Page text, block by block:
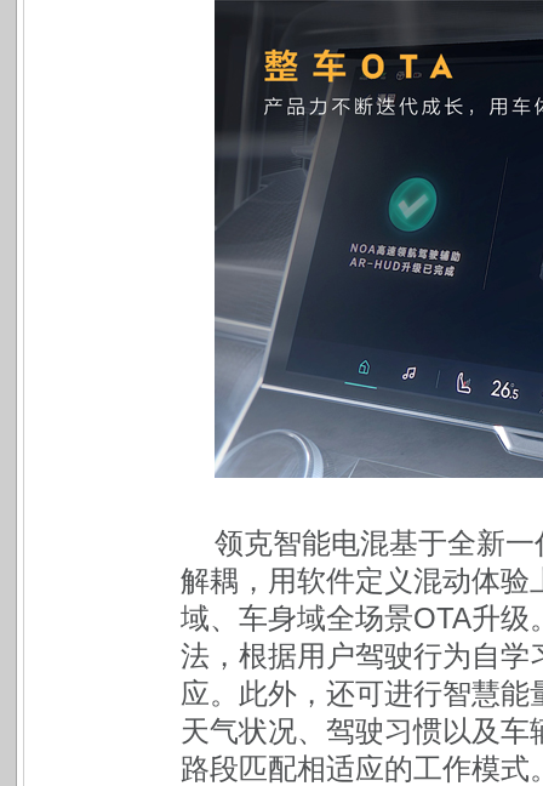
领克智能电混基于全新
解耦，用软件定义混动体
域、车身域全场景OTA升
法，根据用户驾驶行为自
应。此外，还可进行智慧
天气状况、驾驶习惯以及
路段匹配相适应的工作模式